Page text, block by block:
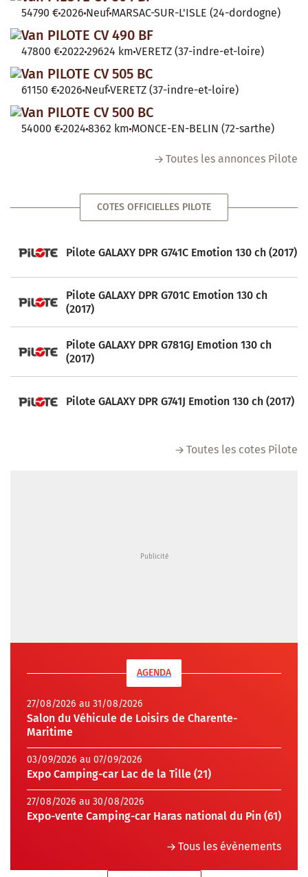
54790 €2026 Neuf MARSAC-SUR-L'ISLE (24-dordogne)
Van PILOTE CV 490 BF
47800 €2022 29624 km VERETZ (37-indre-et-loire)
Van PILOTE CV 505 BC
61150 €2026 NeufVERETZ (37-indre-et-loire)
Van PILOTE CV 500 BC
54000 €2024 8362 km MONCE-EN-BELIN (72-sarthe)
Toutes les annonces Pilote
COTES OFFICIELLES PILOTE
Pilote GALAXY DPR G741C Emotion 130 ch (2017)
Pilote GALAXY DPR G701C Emotion 130 ch
(2017)
Pilote GALAXY DPR G781GJ Emotion 130 ch
(2017)
Pilote GALAXY DPR G741J Emotion 130 ch (2017)
Toutes les cotes Pilote
AGENDA
27/08/2026 au 31/08/2026
Salon du Véhicule de Loisirs de Charente-
Maritime
03/09/2026 au 07/09/2026
Expo Camping-car Lac de la Tille (21)
27/08/2026 au 30/08/2026
Expo-vente Camping-car Haras national du Pin (61)
Tous les évènements